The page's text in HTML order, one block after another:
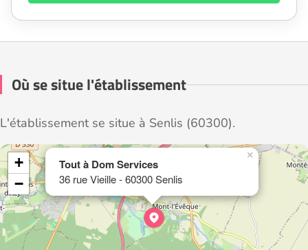
Où se situe l'établissement
L'établissement se situe à Senlis (60300).
Tout à Dom Services
36 rue Vieille - 60300 Senlis
×
+
−